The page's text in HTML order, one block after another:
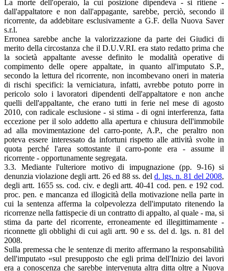
La morte dell'operaio, la cui posizione dipendeva - si ritiene -
dall'appaltatore e non dall'appagante, sarebbe, perciò, secondo il
ricorrente, da addebitare esclusivamente a G.F. della Nuova Saver
s.r.l.
Erronea sarebbe anche la valorizzazione da parte dei Giudici di
merito della circostanza che il D.U.V.RI. era stato redatto prima che
la società appaltante avesse definito le modalità operative di
compimento delle opere appaltate, in quanto all'imputato S.P.,
secondo la lettura del ricorrente, non incombevano oneri in materia
di rischi specifici: la verniciatura, infatti, avrebbe potuto porre in
pericolo solo i lavoratori dipendenti dell'appaltatore e non anche
quelli dell'appaltante, che erano tutti in ferie nel mese di agosto
2010, con radicale esclusione - si stima - di ogni interferenza, fatta
eccezione per il solo addetto alla apertura e chiusura dell'immobile
ad alla movimentazione del carro-ponte, A.P., che peraltro non
poteva essere interessato da infortuni rispetto alle attività svolte in
quota perché l'area sottostante il carro-ponte era - assume il
ricorrente - opportunamente segregata.
3.3. Mediante l'ulteriore motivo di impugnazione (pp. 9-16) si
denunzia violazione degli artt. 26 ed 88 ss. del d. lgs. n. 81 del 2008,
degli artt. 1655 ss. cod. civ. e degli artt. 40-41 cod. pen. e 192 cod.
proc. pen. e mancanza ed illogicità della motivazione nella parte in
cui la sentenza afferma la colpevolezza dell'imputato ritenendo la
ricorrenze nella fattispecie di un contratto di appalto, al quale - ma, si
stima da parte del ricorrente, erroneamente ed illegittimamente -
riconnette gli obblighi di cui agli artt. 90 e ss. del d. lgs. n. 81 del
2008.
Sulla premessa che le sentenze di merito affermano la responsabilità
dell'imputato «sul presupposto che egli prima dell'Inizio dei lavori
era a conoscenza che sarebbe intervenuta altra ditta oltre a Nuova